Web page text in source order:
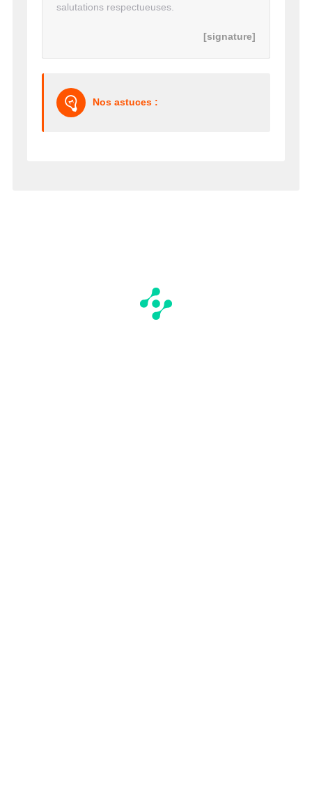
salutations respectueuses.
[signature]
Nos astuces :